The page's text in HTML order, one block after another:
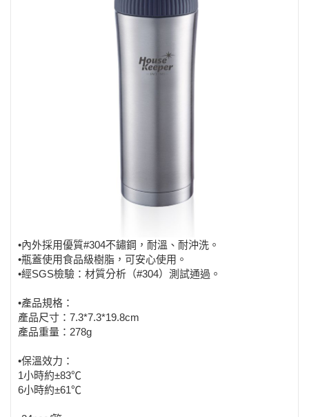
•內外採用優質#304不鏽鋼，耐溫、耐沖洗。
•瓶蓋使用食品級樹脂，可安心使用 。
•經SGS檢驗：材質分析（#304）測試通過 。
•產品規格：
產品尺寸： 7.3*7.3*19.8cm
產品重量：278g
•保溫效力：
1小時約±83℃
6小時約±61℃